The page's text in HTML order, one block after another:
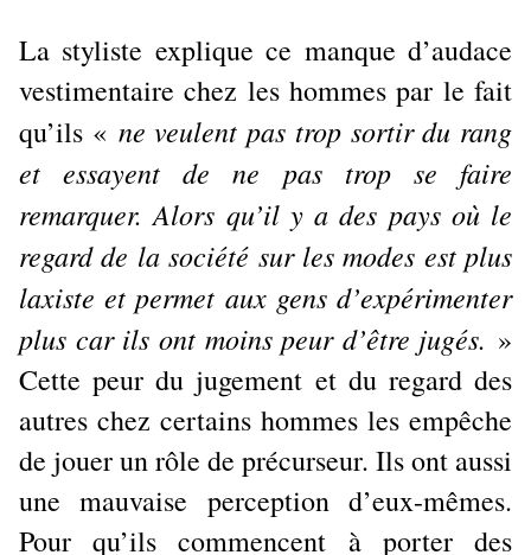
La styliste explique ce manque d’audace
vestimentaire chez les hommes par le fait
qu’ils « ne veulent pas trop sortir du rang
et essayent de ne pas trop se faire
remarquer. Alors qu’il y a des pays où le
regard de la société sur les modes est plus
laxiste et permet aux gens d’expérimenter
plus car ils ont moins peur d’être jugés. »
Cette peur du jugement et du regard des
autres chez certains hommes les empêche
de jouer un rôle de précurseur. Ils ont aussi
une mauvaise perception d’eux-mêmes.
Pour qu’ils commencent à porter des